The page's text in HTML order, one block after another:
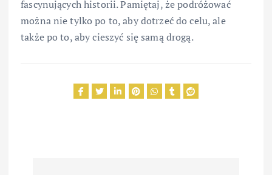
fascynujących historii. Pamiętaj, że podróżować
można nie tylko po to, aby dotrzeć do celu, ale
także po to, aby cieszyć się samą drogą.